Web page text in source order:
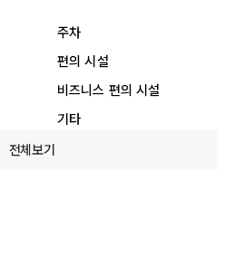
주차
편의 시설
비즈니스 편의 시설
기타
전체보기